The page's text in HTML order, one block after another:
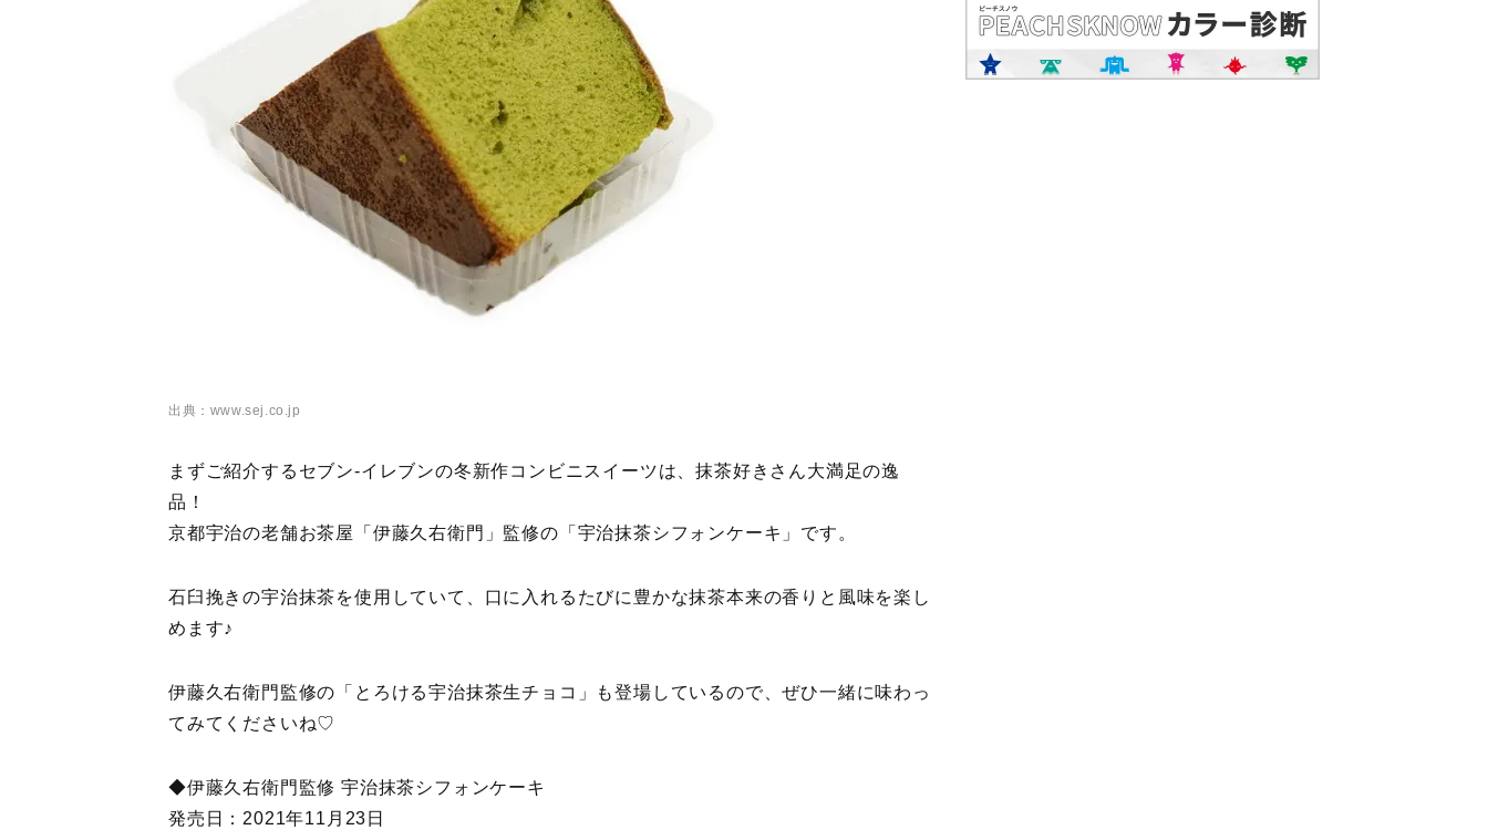
出典：www.sej.co.jp
まずご紹介するセブン-イレブンの冬新作コンビニスイーツは、抹茶好きさん大満足の逸
品！
京都宇治の老舗お茶屋「伊藤久右衛門」監修の「宇治抹茶シフォンケーキ」です。
石臼挽きの宇治抹茶を使用していて、口に入れるたびに豊かな抹茶本来の香りと風味を楽し
めます♪
伊藤久右衛門監修の「とろける宇治抹茶生チョコ」も登場しているので、ぜひ一緒に味わっ
てみてくださいね♡
◆伊藤久右衛門監修 宇治抹茶シフォンケーキ
発売日：2021年11月23日